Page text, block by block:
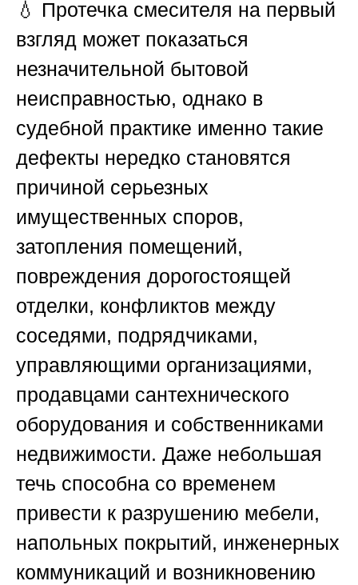
💧 Протечка смесителя на первый
взгляд может показаться
незначительной бытовой
неисправностью, однако в
судебной практике именно такие
дефекты нередко становятся
причиной серьезных
имущественных споров,
затопления помещений,
повреждения дорогостоящей
отделки, конфликтов между
соседями, подрядчиками,
управляющими организациями,
продавцами сантехнического
оборудования и собственниками
недвижимости. Даже небольшая
течь способна со временем
привести к разрушению мебели,
напольных покрытий, инженерных
коммуникаций и возникновению